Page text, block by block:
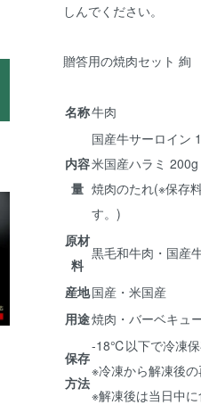
しんでください。
贈答用の焼肉セット 絢
名称牛肉
内容
量
国産牛サーロイン
米国産ハラミ
焼肉のたれ(※保存
す。)
原材
料
黒毛和牛肉・国産
産地国産・米国産
用途焼肉・バーベキュ
保存
方法
-18℃以下で冷凍
※冷凍から解凍後
※解凍後は当日中に